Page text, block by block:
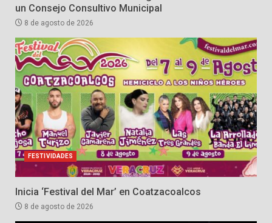
un Consejo Consultivo Municipal
8 de agosto de 2026
FESTIVIDADES
Inicia ‘Festival del Mar’ en Coatzacoalcos
8 de agosto de 2026